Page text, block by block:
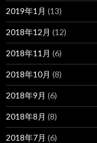
2019年1月 (13)
2018年12月 (12)
2018年11月 (6)
2018年10月 (8)
2018年9月 (6)
2018年8月 (8)
2018年7月 (6)